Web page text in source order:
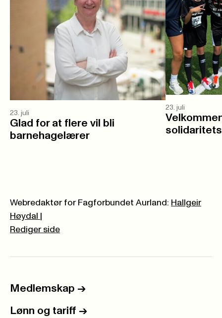
23. juli
Glad for at flere vil bli
barnehagelærer
23. juli
Webredaktør for Fagforbundet Aurland: Hallgeir
Høydal
Rediger side
Medlemskap ->
Lønn og tariff ->